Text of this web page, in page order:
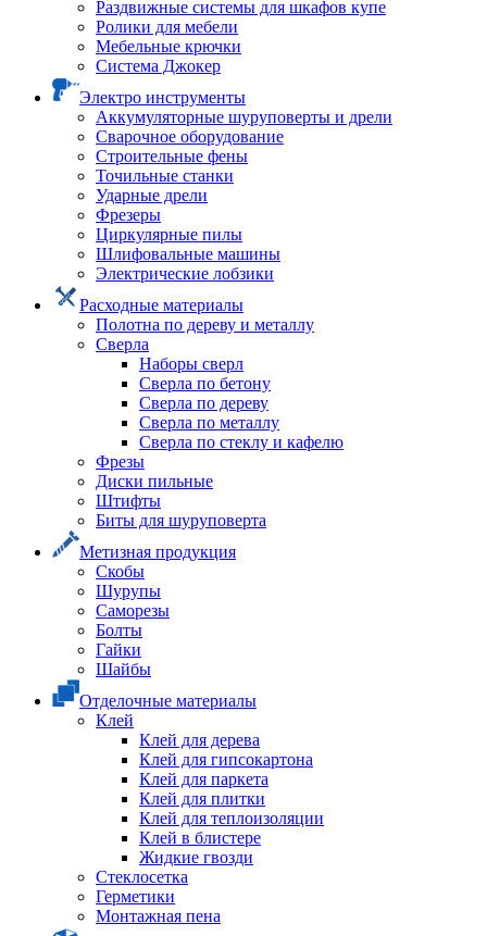
Раздвижные системы для шкафов купе
Ролики для мебели
Мебельные крючки
Система Джокер
Электро инструменты
Аккумуляторные шуруповерты и дрели
Сварочное оборудование
Строительные фены
Точильные станки
Ударные дрели
Фрезеры
Циркулярные пилы
Шлифовальные машины
Электрические лобзики
Расходные материалы
Полотна по дереву и металлу
Сверла
Наборы сверл
Сверла по бетону
Сверла по дереву
Сверла по металлу
Сверла по стеклу и кафелю
Фрезы
Диски пильные
Штифты
Биты для шуруповерта
Метизная продукция
Скобы
Шурупы
Саморезы
Болты
Гайки
Шайбы
Отделочные материалы
Клей
Клей для дерева
Клей для гипсокартона
Клей для паркета
Клей для плитки
Клей для теплоизоляции
Клей в блистере
Жидкие гвозди
Стеклосетка
Герметики
Монтажная пена